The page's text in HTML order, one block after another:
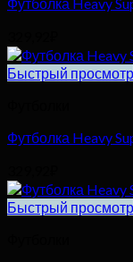
Быстрый просмотр
Футболка Heavy
Быстрый просмотр